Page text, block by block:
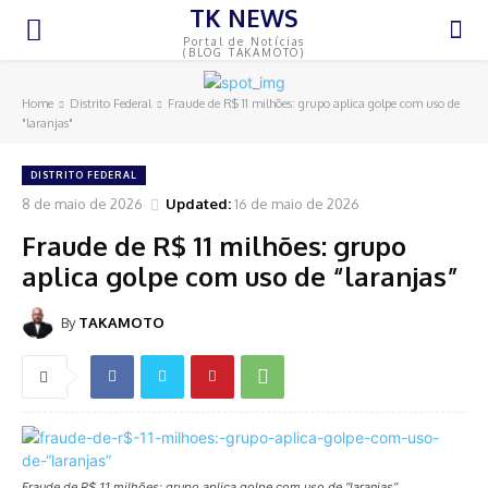
TK NEWS
Portal de Notícias
(BLOG TAKAMOTO)
Home Distrito Federal
Fraude de R$ 11 milhões: grupo aplica golpe com uso de
"laranjas"
DISTRITO FEDERAL
8 de maio de 2026 Updated:16 de maio de 2026
Fraude de R$ 11 milhões: grupo
aplica golpe com uso de “laranjas”
By TAKAMOTO